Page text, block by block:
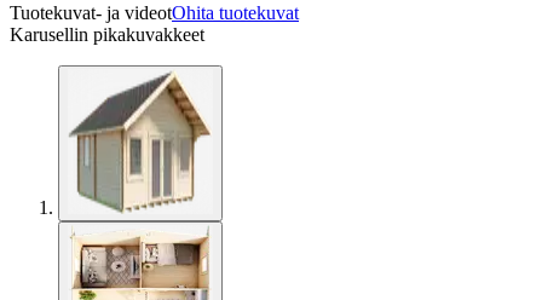
Tuotekuvat- ja videotOhita tuotekuvat
Karusellin pikakuvakkeet